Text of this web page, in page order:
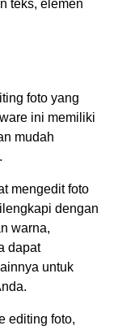
teks, elemen
foto yang
ini memiliki
mudah
mengedit foto
dengan
warna,
dapat
untuk
editing foto,